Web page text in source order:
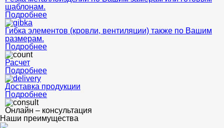
шаблонам.
Подробнее
Гибка элементов (кровли, вентиляции) также по Вашим
размерам.
Подробнее
Расчет
Подробнее
Доставка продукции
Подробнее
Онлайн – консультация
Наши преимущества